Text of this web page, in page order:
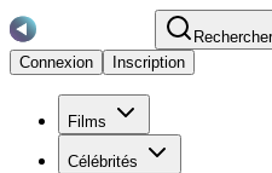
Connexion
Inscription
Films
Célébrités